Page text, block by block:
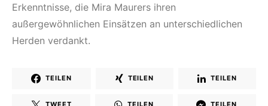
Erkenntnisse, die Mira Maurers ihren
außergewöhnlichen Einsätzen an unterschiedlichen
Herden verdankt.
TEILEN TEILEN TEILEN
TWEET TEILEN TEILEN